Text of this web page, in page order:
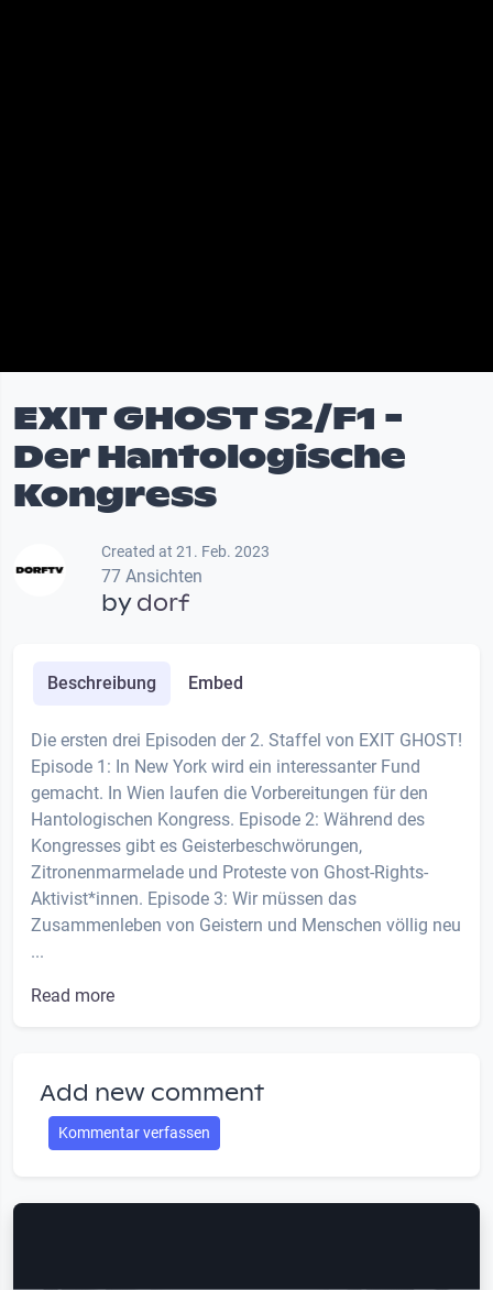
EXIT GHOST S2/F1 -
Der Hantologische
Kongress
Created at 21. Feb. 2023
77 Ansichten
bydorf
Beschreibung Embed
Die ersten drei Episoden der 2. Staffel von EXIT GHOST!
Episode 1: In New York wird ein interessanter Fund
gemacht. In Wien laufen die Vorbereitungen für den
Hantologischen Kongress. Episode 2: Während des
Kongresses gibt es Geisterbeschwörungen,
Zitronenmarmelade und Proteste von Ghost-Rights-
Aktivist*innen. Episode 3: Wir müssen das
Zusammenleben von Geistern und Menschen völlig neu
...
Read more
Add new comment
Kommentar verfassen